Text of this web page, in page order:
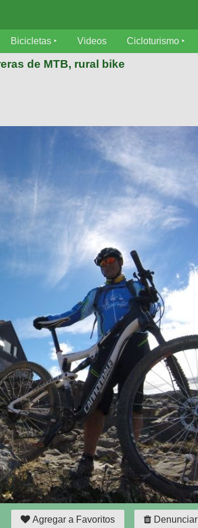
Bicicletas Videos Cicloturismo
de MTB, rural bike
Agregar a Favoritos Denunciar